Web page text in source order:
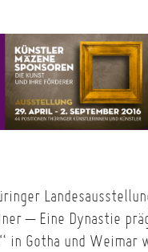
– Eine Dynastie
in Gotha und Weimar